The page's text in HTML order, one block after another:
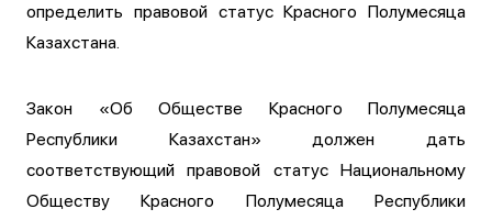
определить правовой статус Красного Полумесяца
Казахстана.
Закон «Об Обществе Красного Полумесяца
Республики Казахстан» должен дать
соответствующий правовой статус Национальному
Обществу Красного Полумесяца Республики